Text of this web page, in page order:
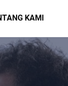
KAMI